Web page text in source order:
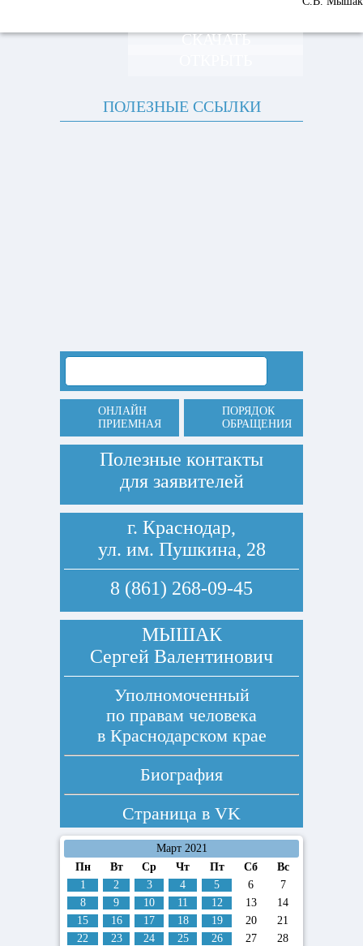
СКАЧАТЬ
ПОЛЕЗНЫЕ ССЫЛКИ
ОНЛАЙН
ПРИЕМНАЯ
ПОРЯДОК
ОБРАЩЕНИЯ
Полезные контакты
для заявителей
г. Краснодар,
ул. им. Пушкина, 28
8 (861) 268-09-45
МЫШАК
Сергей Валентинович
Уполномоченный
по правам человека
в Краснодарском крае
Биография
Страница в VK
Март 2021
Пн
Вт Ср Чт Пт Сб
Вс
1
2 3 4 5 6
7
8
9 10 11 12 13
14
15
16 17 18 19 20
21
22
23 24 25 26 27 28